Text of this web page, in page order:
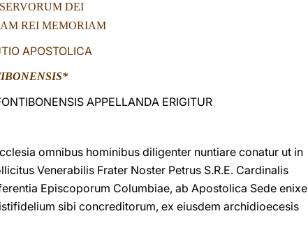
DEI
REI MEMORIAM
APOSTOLICA
APPELLANDA ERIGITUR
omnibus hominibus diligenter nuntiare conatur ut in
Venerabilis Frater Noster Petrus S.R.E. Cardinalis
Episcoporum Columbiae, ab Apostolica Sede enixe
sibi concreditorum, ex eiusdem archidioecesis